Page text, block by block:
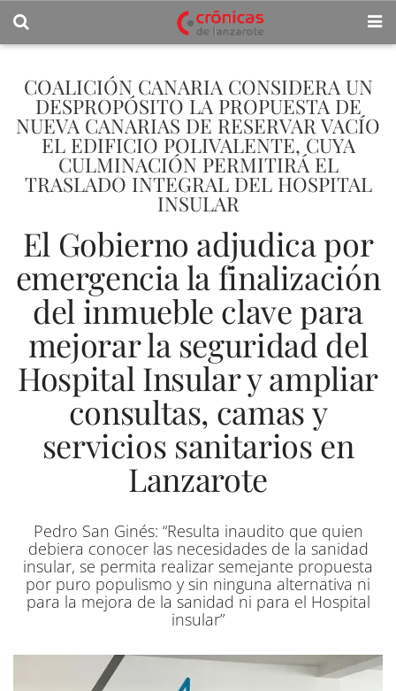
COALICIÓN CANARIA CONSIDERA UN
DESPROPÓSITO LA PROPUESTA DE
NUEVA CANARIAS DE RESERVAR VACÍO
EL EDIFICIO POLIVALENTE, CUYA
CULMINACIÓN PERMITIRÁ EL
TRASLADO INTEGRAL DEL HOSPITAL
INSULAR
El Gobierno adjudica por
emergencia la finalización
del inmueble clave para
mejorar la seguridad del
Hospital Insular y ampliar
consultas, camas y
servicios sanitarios en
Lanzarote
Pedro San Ginés: “Resulta inaudito que quien
debiera conocer las necesidades de la sanidad
insular, se permita realizar semejante propuesta
por puro populismo y sin ninguna alternativa ni
para la mejora de la sanidad ni para el Hospital
insular”